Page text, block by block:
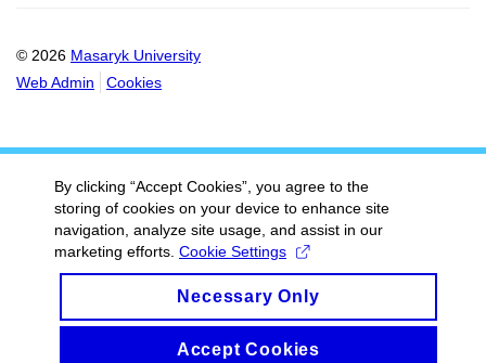
© 2026 Masaryk University
Web Admin
Cookies
By clicking “Accept Cookies”, you agree to the
storing of cookies on your device to enhance site
navigation, analyze site usage, and assist in our
marketing efforts. Cookie Settings
Necessary Only
Accept Cookies